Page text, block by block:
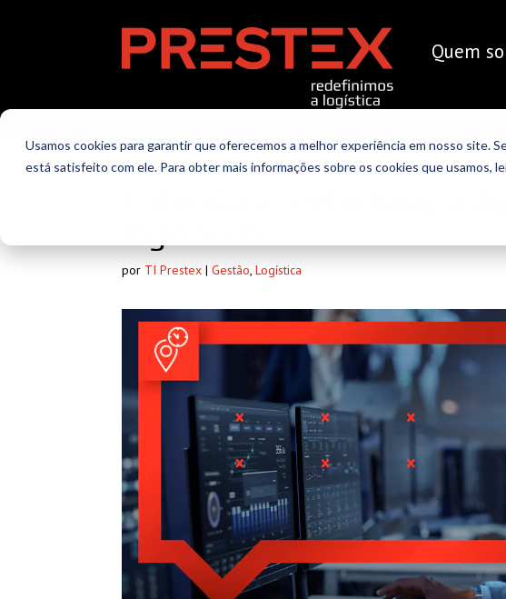
Usamos cookies para garantir que oferecemos a melhor experiência em nosso site.
está satisfeito com ele. Para obter mais informações sobre os cookies que usamos,
Quem
Entenda a metodologia
por TI Prestex |Gestão,Logística